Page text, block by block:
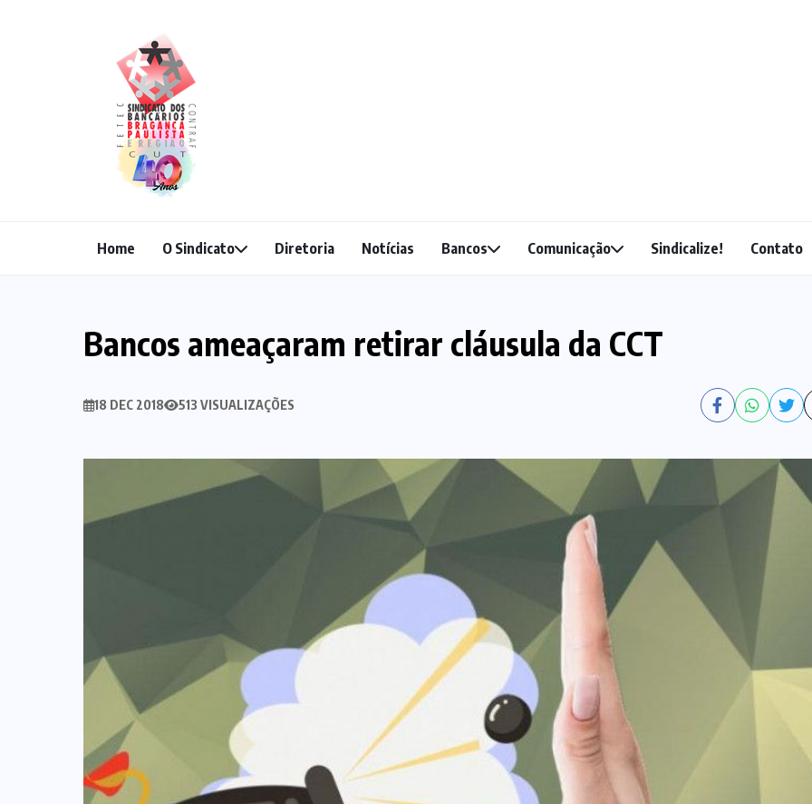
Home O Sindicato Diretoria Notícias Bancos Comunicação Sindicalize! Contato
Bancos ameaçaram retirar cláusula da CCT
18 DEC 2018 513 VISUALIZAÇÕES